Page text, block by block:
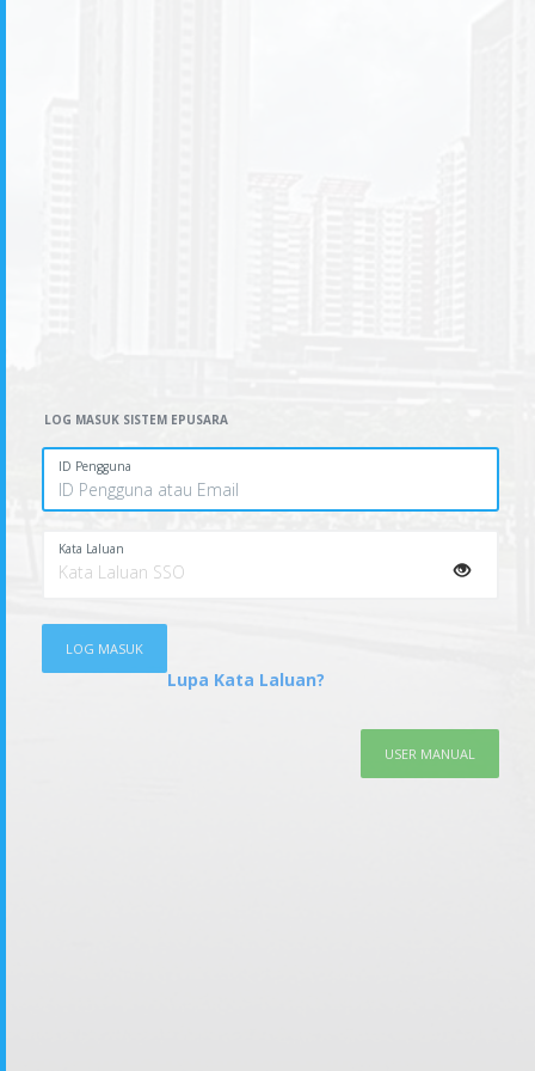
LOG MASUK SISTEM EPUSARA
ID Pengguna
Kata Laluan
LOG MASUK
Lupa Kata Laluan?
USER MANUAL